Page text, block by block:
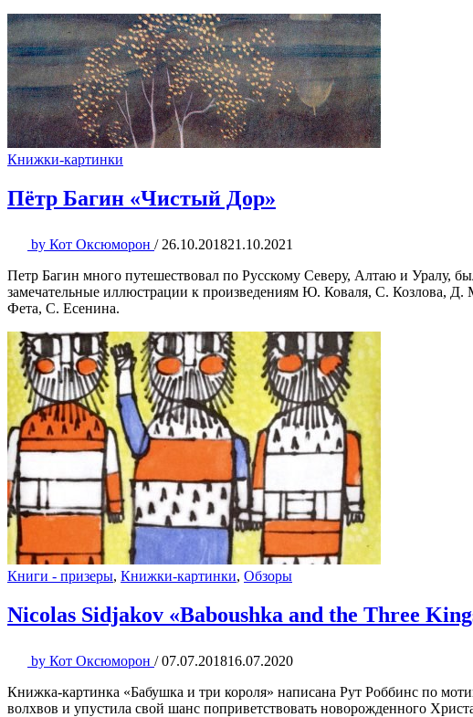
Книжки-картинки
Пётр Багин «Чистый Дор»
by Кот Оксюморон / 26.10.201821.10.2021
Петр Багин много путешествовал по Русскому Северу, Алтаю и Уралу,
замечательные иллюстрации к произведениям Ю. Коваля, С. Козлова,
Фета, С. Есенина.
Книги - призеры, Книжки-картинки, Обзоры
Nicolas Sidjakov «Baboushka and the Three
by Кот Оксюморон / 07.07.201816.07.2020
Книжка-картинка «Бабушка и три короля» написана Рут Роббинс по
волхвов и упустила свой шанс поприветствовать новорожденного